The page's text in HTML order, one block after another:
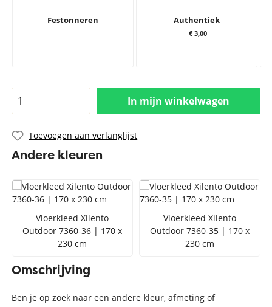
Festonneren Authentiek
€ 3,00
In mijn winkelwagen
Toevoegen aan verlanglijst
Andere kleuren
Vloerkleed Xilento
Outdoor 7360-36 | 170 x
230 cm
Vloerkleed Xilento
Outdoor 7360-35 | 170 x
230 cm
Omschrijving
Ben je op zoek naar een andere kleur, afmeting of